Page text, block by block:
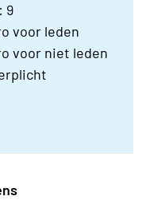
9
voor leden
voor niet leden